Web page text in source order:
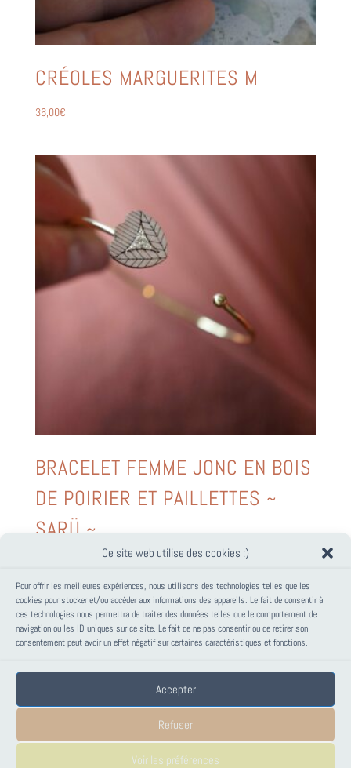
Ce site web utilise des cookies :)
Pour offrir les meilleures expériences, nous utilisons des technologies telles que les
cookies pour stocker et/ou accéder aux informations des appareils. Le fait de consentir à
ces technologies nous permettra de traiter des données telles que le comportement de
navigation ou les ID uniques sur ce site. Le fait de ne pas consentir ou de retirer son
consentement peut avoir un effet négatif sur certaines caractéristiques et fonctions.
Accepter
Refuser
Voir les préférences
CRÉOLES MARGUERITES M
36,00€
BRACELET FEMME JONC EN BOIS
DE POIRIER ET PAILLETTES ~
SARÜ ~
PANIER
Votre panier est vide.
Conditions générales de vente – PAPANK